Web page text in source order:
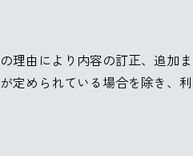
由により内容の訂正、追加
定められている場合を除き、